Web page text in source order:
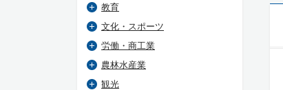
教育
文化・スポーツ
労働・商工業
農林水産業
観光